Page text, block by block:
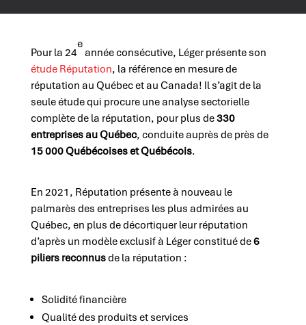
Pour la 24
e
année consécutive, Léger présente son
étude Réputation, la référence en mesure de
réputation au Québec et au Canada! Il s’agit de la
seule étude qui procure une analyse sectorielle
complète de la réputation, pour plus de330
entreprises au Québec, conduite auprès de près de
15 000 Québécoises et Québécois.
En 2021, Réputation présente à nouveau le
palmarès des entreprises les plus admirées au
Québec, en plus de décortiquer leur réputation
d’après un modèle exclusif à Léger constitué de6
piliers reconnusde la réputation :
Solidité financière
Qualité des produits et services